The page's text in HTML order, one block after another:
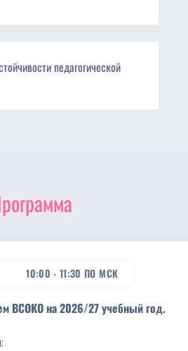
педагогической
10:00 -11:30 ПО МСК
ВСОКО на 2026/27 учебный год.